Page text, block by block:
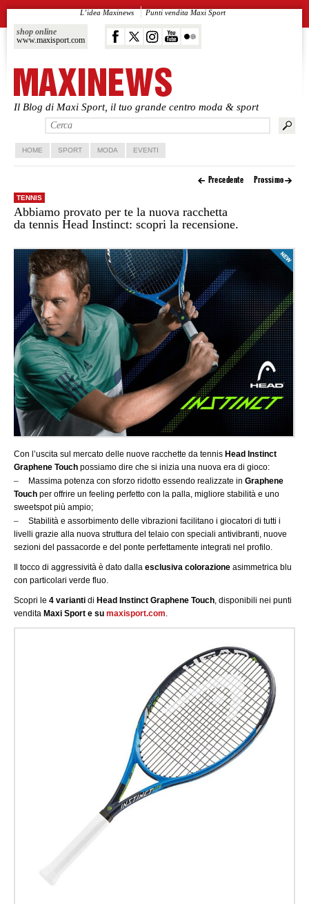
Il Blog di Maxi Sport, il tuo grande centro moda & sport
shop online
www.maxisport.com
L’idea Maxinews Punti vendita Maxi Sport
Vai al contenuto principale
Vai al contenuto secondario
HOME SPORT MODA EVENTI
Precedente Prossimo
TENNIS
Abbiamo provato per te la nuova racchetta
da tennis Head Instinct: scopri la recensione.
Con l’uscita sul mercato delle nuove racchette da tennis Head Instinct
Graphene Touch possiamo dire che si inizia una nuova era di gioco:
– Massima potenza con sforzo ridotto essendo realizzate inGraphene
Touch per offrire un feeling perfetto con la palla, migliore stabilità e uno
sweetspot più ampio;
–
Stabilità e assorbimento delle vibrazioni facilitano i giocatori di tutti i
livelli grazie alla nuova struttura del telaio con speciali antivibranti, nuove
sezioni del passacorde e del ponte perfettamente integrati nel profilo.
Il tocco di aggressività è dato dallaesclusiva colorazione asimmetrica blu
con particolari verde fluo.
Scopri le4 varianti di Head Instinct Graphene Touch, disponibili nei punti
vendita Maxi Sport e sumaxisport.com.